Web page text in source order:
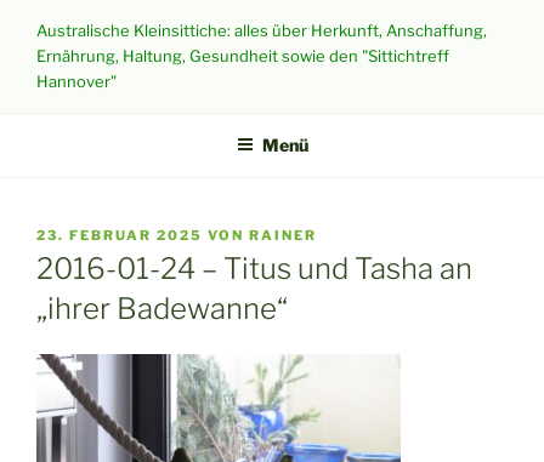
Inhalt
springen
Australische Kleinsittiche: alles über Herkunft, Anschaffung,
Ernährung, Haltung, Gesundheit sowie den "Sittichtreff
Hannover"
Menü
VERÖFFENTLICHT
AM
23. FEBRUAR 2025 VON RAINER
2016-01-24 – Titus und Tasha an
„ihrer Badewanne“